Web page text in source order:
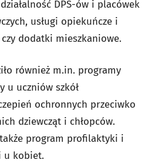
DPS-ów i placówek
usługi opiekuńcze i
dodatki mieszkaniowe.
również m.in. programy
u uczniów szkół
ochronnych przeciwko
dziewcząt i chłopców.
program profilaktyki i
u kobiet.